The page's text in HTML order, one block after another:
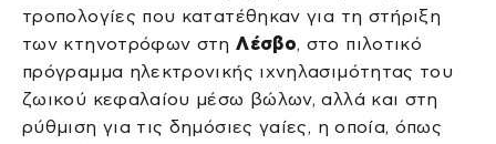
τροπολογίες που κατατέθηκαν για τη στήριξη
των κτηνοτρόφων στηΛέσβο, στο πιλοτικό
πρόγραμμα ηλεκτρονικής ιχνηλασιμότητας του
ζωικού κεφαλαίου μέσω βώλων, αλλά και στη
ρύθμιση για τις δημόσιες γαίες, η οποία, όπως